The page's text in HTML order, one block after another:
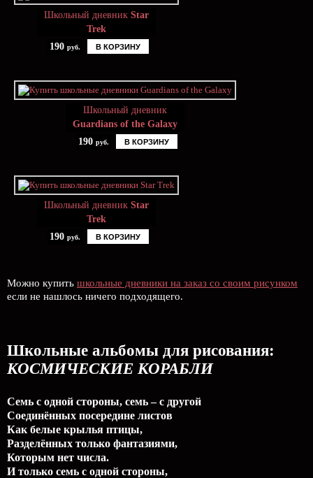
Школьный дневник Star
Trek
190 руб. В КОРЗИНУ
Школьный дневник
Guardians of the Galaxy
190 руб. В КОРЗИНУ
Школьный дневник Star
Trek
190 руб. В КОРЗИНУ
Можно купить школьные дневники на заказ со своим рисунком
если не нашлось ничего подходящего.
Школьные альбомы для рисования:
КОСМИЧЕСКИЕ КОРАБЛИ
Семь с одной стороны, семь – с другой
Соединённых посередине листов
Как белые крылья птицы,
Разделённых только фантазиями,
Которым нет числа.
И только семь с одной стороны,